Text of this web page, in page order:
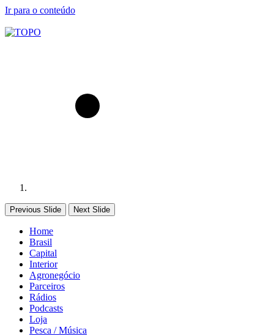
Ir para o conteúdo
Previous Slide Next Slide
Home
Brasil
Capital
Interior
Agronegócio
Parceiros
Rádios
Podcasts
Loja
Pesca / Música